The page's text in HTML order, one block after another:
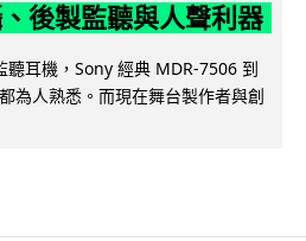
後製監聽與人聲利器
聽耳機，Sony 經典 MDR-7506 到
為人熟悉。而現在舞台製作者與創